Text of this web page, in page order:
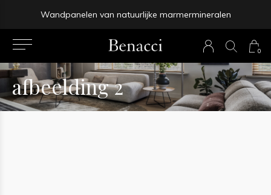
0
Wandpanelen van natuurlijke marmermineralen
prev
next
afbeelding 2